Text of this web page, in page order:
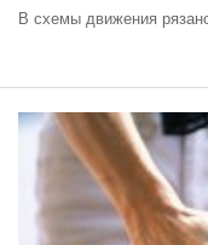
В схемы движения